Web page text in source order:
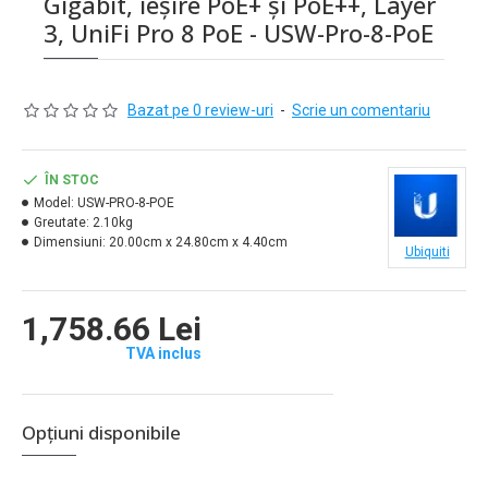
3, UniFi Pro 8 PoE - USW-Pro-8-PoE
Bazat pe 0 review-uri - Scrie un comentariu
1,758.66 Lei
TVA inclus
ÎN STOC
Model: USW-PRO-8-POE
Greutate: 2.10kg
Dimensiuni: 20.00cm x 24.80cm x 4.40cm
Ubiquiti
Opțiuni disponibile